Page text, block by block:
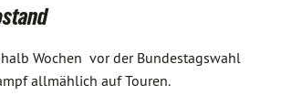
Wochen vor der Bundestagswahl
allmählich auf Touren.